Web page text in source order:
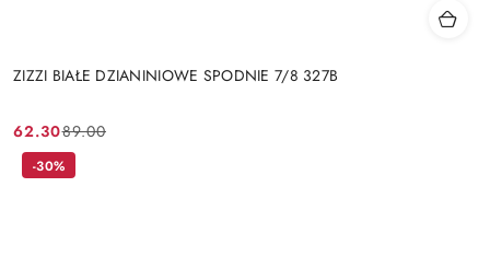
ZIZZI BIAŁE DZIANINIOWE SPODNIE 7/8 327B
Cena
promocyjna:
62.30
Cena
przed
89.00
-30%